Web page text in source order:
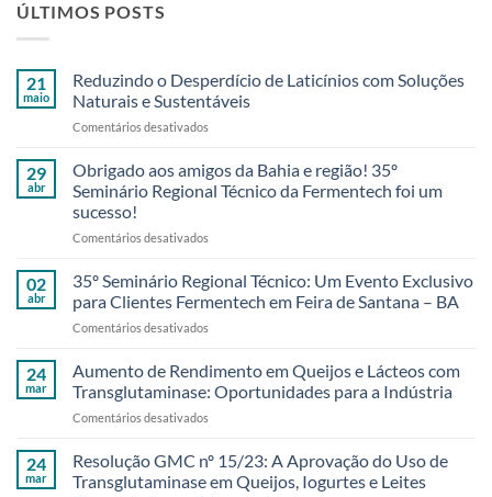
ÚLTIMOS POSTS
21
maio
Reduzindo o Desperdício de Laticínios com Soluções
Naturais e Sustentáveis
Comentários desativados
Desperdício
de
com
Naturais
e
Sustentáveis
29
abr
Obrigado aos amigos da Bahia e região! 35º
Seminário Regional Técnico da Fermentech foi um
sucesso!
Comentários desativados
aos
amigos
da
Bahia
região!
35º
Seminário
Regional
da
Fermentech
02
abr
35º Seminário Regional Técnico: Um Evento Exclusivo
para Clientes Fermentech em Feira de Santana – BA
Comentários desativados
Seminário
Regional
Técnico:
Um
Exclusivo
24
mar
Aumento de Rendimento em Queijos e Lácteos com
Transglutaminase: Oportunidades para a Indústria
Comentários desativados
de
Rendimento
em
24
mar
Resolução GMC nº 15/23: A Aprovação do Uso de
Transglutaminase em Queijos, Iogurtes e Leites